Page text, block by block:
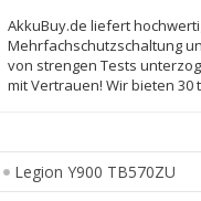
AkkuBuy.de liefert
Mehrfachschutzschaltung
von strengen Tests
mit Vertrauen! Wir bieten
Legion Y900 TB570ZU